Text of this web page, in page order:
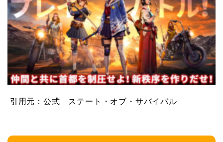
引用元：公式 ステート・オブ・サバイバル